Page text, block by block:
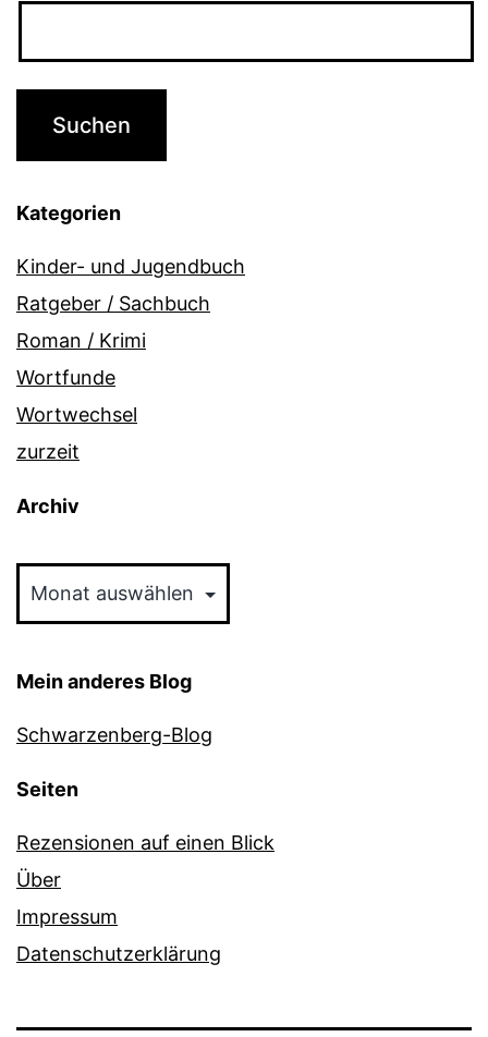
Kategorien
Kinder- und Jugendbuch
Ratgeber / Sachbuch
Roman / Krimi
Wortfunde
Wortwechsel
zurzeit
Archiv
Mein anderes Blog
Schwarzenberg-Blog
Seiten
Rezensionen auf einen Blick
Über
Impressum
Datenschutzerklärung